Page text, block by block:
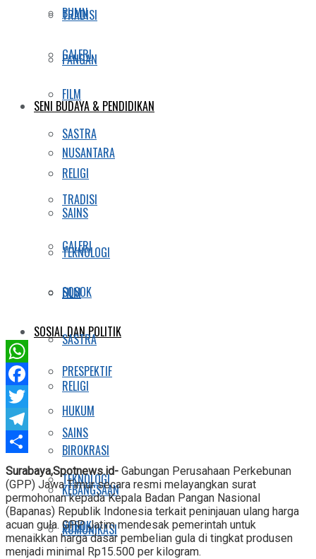
TRADISI
GALERI
FILM
SASTRA
RELIGI
SAINS
TEKNOLOGI
SOSOK
SOSIAL DAN POLITIK
PRESPEKTIF
HUKUM
BIROKRASI
KEBANGSAAN
KOMUNIKASI
BUMN
PANGAN
SENI BUDAYA & PENDIDIKAN
NUSANTARA
TRADISI
GALERI
FILM
SASTRA
RELIGI
SAINS
TEKNOLOGI
SOSOK
WhatsApp
Facebook
Twitter
Telegram
Share
Surabaya,Spotnews.id- Gabungan Perusahaan Perkebunan
(GPP) Jawa Timur secara resmi melayangkan surat
permohonan kepada Kepala Badan Pangan Nasional
(Bapanas) Republik Indonesia terkait peninjauan ulang harga
acuan gula. GPP Jatim mendesak pemerintah untuk
menaikkan harga dasar pembelian gula di tingkat produsen
menjadi minimal Rp15.500 per kilogram.